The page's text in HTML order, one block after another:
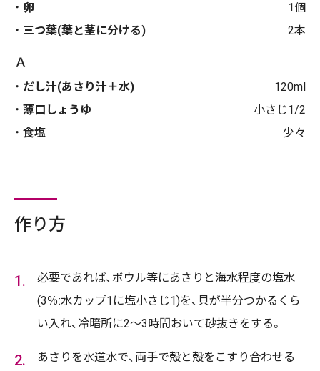
卵
1個
三つ葉(葉と茎に分ける)
2本
Ａ
だし汁(あさり汁＋水)
120ml
薄口しょうゆ
小さじ1/2
食塩
少々
作り方
必要であれば、ボウル等にあさりと海水程度の塩水
(3％:水カップ1に塩小さじ1)を、貝が半分つかるくら
い入れ、冷暗所に2～3時間おいて砂抜きをする。
あさりを水道水で、両手で殻と殻をこすり合わせる